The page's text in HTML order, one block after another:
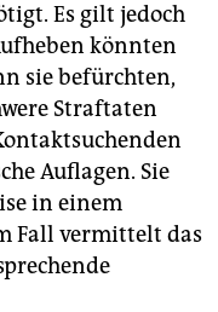
Es gilt jedoch
könnten
sie befürchten,
Straftaten
Auflagen. Sie
in einem
Fall vermittelt das